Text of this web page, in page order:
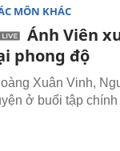
MÔN KHÁC
Ánh Viên
phong độ
Xuân Vinh,
ở buổi tập